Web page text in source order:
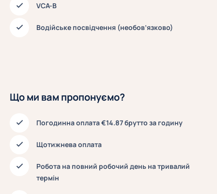
VCA-В
Водійське посвідчення (необов’язково)
Що ми вам пропонуємо?
Погодинна оплата €14.87 брутто за годину
Щотижнева оплата
Робота на повний робочий день на тривалий
термін